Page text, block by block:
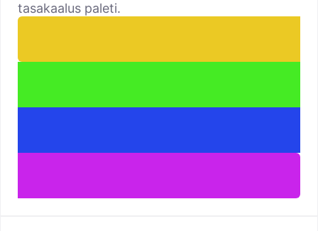
tasakaalus paleti.